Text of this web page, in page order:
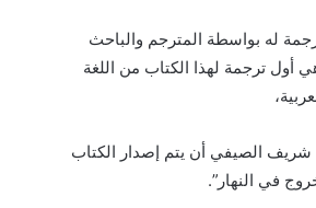
له بواسطة المترجم والباحث
ترجمة لهذا الكتاب من اللغة
شريف الصيفي أن يتم إصدار الكتاب
في النهار”.